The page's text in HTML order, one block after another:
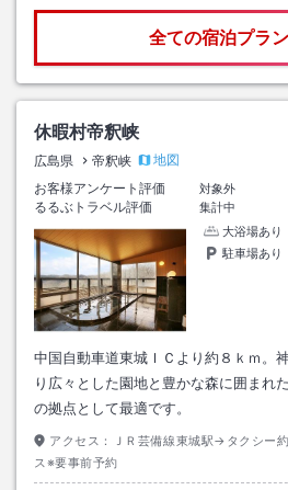
全ての宿泊プラ
休暇村帝釈峡
広島県 帝釈峡
地図
お客様アンケート評価
対象外
るるぶトラベル評価
集計中
大浴場あり
駐車場あり
中国自動車道東城ＩＣより約８ｋｍ。
り広々とした園地と豊かな森に囲まれ
の拠点として最適です。
アクセス：
ＪＲ芸備線東城駅→タクシー
ス※要事前予約